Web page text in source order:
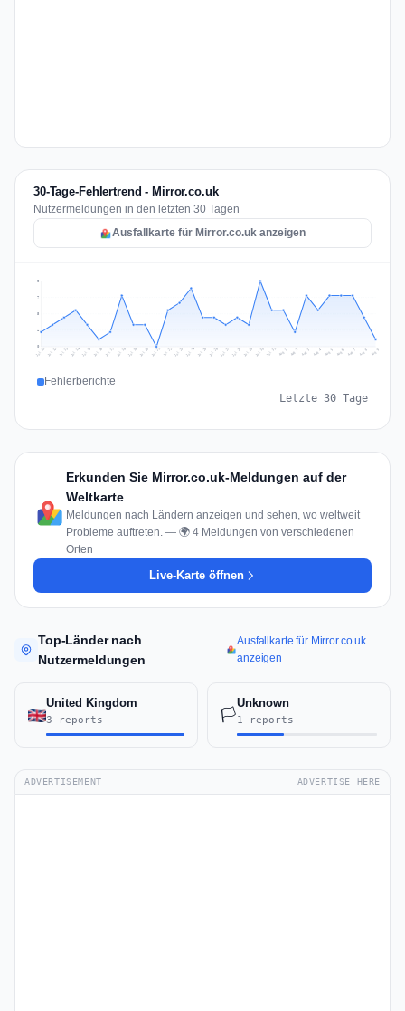
30-Tage-Fehlertrend - Mirror.co.uk
Nutzermeldungen in den letzten 30 Tagen
Ausfallkarte für Mirror.co.uk anzeigen
2
5
7
9
Jul 11 Jul 12 Jul 13 Jul 14 Jul 15 Jul 16 Jul 17 Jul 18 Jul 19 Jul 20 Jul 21 Jul 22 Jul 23 Jul 24 Jul 25 Jul 26 Jul 27 Jul 28 Jul 29 Jul 30 Jul 31 Aug 1 Aug 2 Aug 3 Aug 4 Aug 5 Aug 6 Aug 7 Aug 8 Aug 9
Fehlerberichte
Letzte 30 Tage
Erkunden Sie Mirror.co.uk-Meldungen auf der
Weltkarte
Meldungen nach Ländern anzeigen und sehen, wo weltweit
Probleme auftreten. — 🌍 4 Meldungen von verschiedenen
Orten
Live-Karte öffnen
Top-Länder nach
Nutzermeldungen
Ausfallkarte für Mirror.co.uk
anzeigen
United Kingdom
3 reports 🏳️
Unknown
1 reports
ADVERTISEMENT ADVERTISE HERE